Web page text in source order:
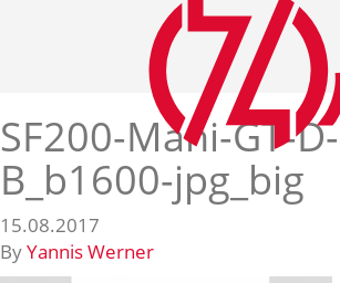
SF200-Mani-GT-D-
B_b1600-jpg_big
15.08.2017
ByYannis Werner